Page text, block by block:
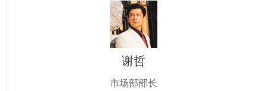
谢哲
市场部部长